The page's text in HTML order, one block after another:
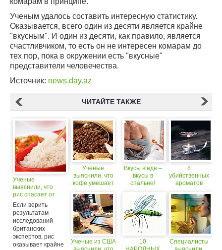
Ученым удалось составить интересную статистику.
Оказывается, всего один из десяти является крайне
"вкусным". И один из десяти, как правило, является
счастливчиком, то есть он не интересен комарам до
тех пор, пока в окружении есть "вкусные"
представители человечества.
Источник: news.day.az
ЧИТАЙТЕ ТАКЖЕ
Ученые
выяснили, что
рис спасает от
бессонницы
Если верить
результатам
исследований
британских
экспертов, рис
оказывает крайне
Ученые
выяснили, что
кофе умешает
возникновения
тромбов
Ученые из США
Вкусы в еде –
вкусы в
спальне!
10
8
убийственных
ароматов
комаров
Специалисты